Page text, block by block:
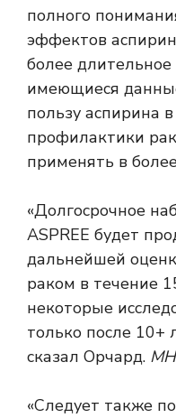
полного
эффектов
более
имеющиеся
пользу аспирина
профилактики
применять в
«Долгосрочное
ASPREE будет
дальнейшей
раком в течение
некоторые
только после
сказал Орчард.
«Следует также